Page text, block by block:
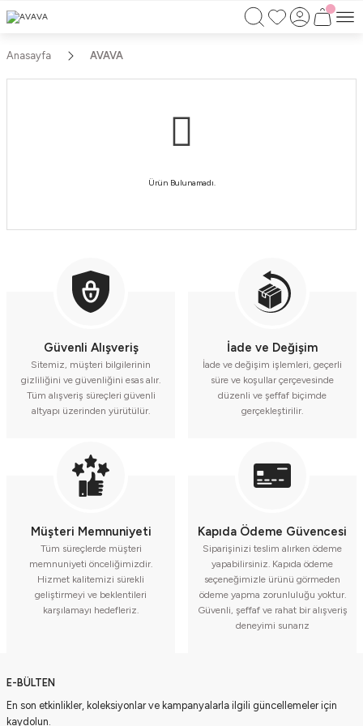
750TL ÜZERİ ALIŞVERİŞLERİNİZDE KARGO BEDAVA!!
Anasayfa AVAVA
Ürün Bulunamadı.
Güvenli Alışveriş
Sitemiz, müşteri bilgilerinin
gizliliğini ve güvenliğini esas alır.
Tüm alışveriş süreçleri güvenli
altyapı üzerinden yürütülür.
İade ve Değişim
İade ve değişim işlemleri, geçerli
süre ve koşullar çerçevesinde
düzenli ve şeffaf biçimde
gerçekleştirilir.
Müşteri Memnuniyeti
Tüm süreçlerde müşteri
memnuniyeti önceliğimizdir.
Hizmet kalitemizi sürekli
geliştirmeyi ve beklentileri
karşılamayı hedefleriz.
Kapıda Ödeme Güvencesi
Siparişinizi teslim alırken ödeme
yapabilirsiniz. Kapıda ödeme
seçeneğimizle ürünü görmeden
ödeme yapma zorunluluğu yoktur.
Güvenli, şeffaf ve rahat bir alışveriş
deneyimi sunarız
E-BÜLTEN
En son etkinlikler, koleksiyonlar ve kampanyalarla ilgili güncellemeler için
kaydolun.